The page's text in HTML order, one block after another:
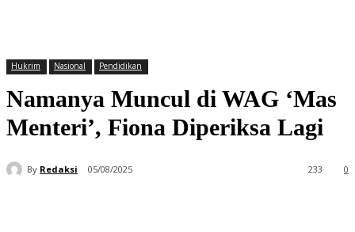
Hukrim Nasional Pendidikan
Namanya Muncul di WAG ‘Mas
Menteri’, Fiona Diperiksa Lagi
By Redaksi 05/08/2025 0
233